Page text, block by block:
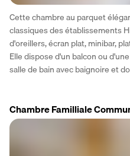
Cette chambre au parquet
classiques des établissements
d'oreillers, écran plat, minibar,
Elle dispose d'un balcon ou
salle de bain avec baignoire et
Chambre Familliale